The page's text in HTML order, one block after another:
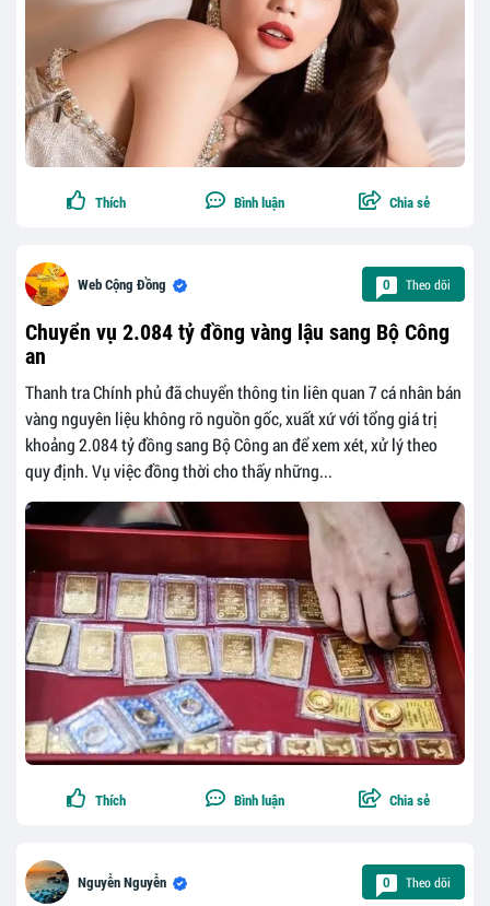
Thích Bình luận Chia sẻ
Web Cộng Đồng 0 Theo dõi
Chuyển vụ 2.084 tỷ đồng vàng lậu sang Bộ Công
an
Thanh tra Chính phủ đã chuyển thông tin liên quan 7 cá nhân bán
vàng nguyên liệu không rõ nguồn gốc, xuất xứ với tổng giá trị
khoảng 2.084 tỷ đồng sang Bộ Công an để xem xét, xử lý theo
quy định. Vụ việc đồng thời cho thấy những...
Thích Bình luận Chia sẻ
Nguyễn Nguyễn 0 Theo dõi